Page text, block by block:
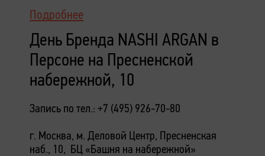
Подробнее
День Бренда NASHI ARGAN в
Персоне на Пресненской
набережной, 10
Запись по тел.: +7 (495) 926-70-80
г. Москва, м. Деловой Центр, Пресненская
наб., 10, БЦ «Башня на набережной»